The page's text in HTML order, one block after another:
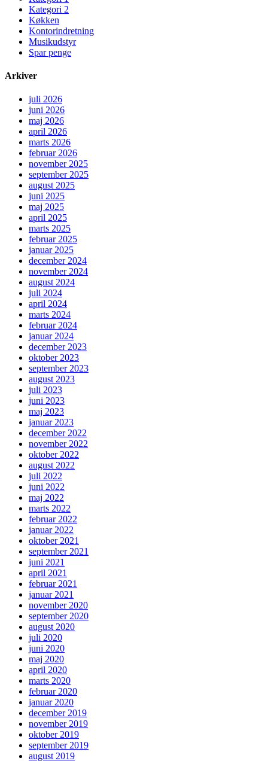
Kategori 2
Køkken
Kontorindretning
Musikudstyr
Spar penge
Arkiver
juli 2026
juni 2026
maj 2026
april 2026
marts 2026
februar 2026
november 2025
september 2025
august 2025
juni 2025
maj 2025
april 2025
marts 2025
februar 2025
januar 2025
december 2024
november 2024
august 2024
juli 2024
april 2024
marts 2024
februar 2024
januar 2024
december 2023
oktober 2023
september 2023
august 2023
juli 2023
juni 2023
maj 2023
januar 2023
december 2022
november 2022
oktober 2022
august 2022
juli 2022
juni 2022
maj 2022
marts 2022
februar 2022
januar 2022
oktober 2021
september 2021
juni 2021
april 2021
februar 2021
januar 2021
november 2020
september 2020
august 2020
juli 2020
juni 2020
maj 2020
april 2020
marts 2020
februar 2020
januar 2020
december 2019
november 2019
oktober 2019
september 2019
august 2019